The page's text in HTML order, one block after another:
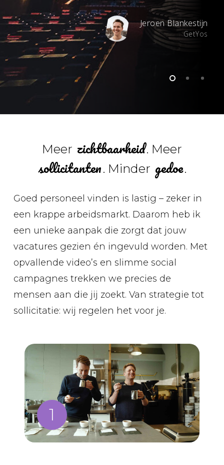
Jeroen Blankestijn
GetYos
Meer zichtbaarheid. Meer
sollicitanten. Minder gedoe.
Goed personeel vinden is lastig – zeker in
een krappe arbeidsmarkt. Daarom heb ik
een unieke aanpak die zorgt dat jouw
vacatures gezien én ingevuld worden. Met
opvallende video’s en slimme social
campagnes trekken we precies de
mensen aan die jij zoekt. Van strategie tot
sollicitatie: wij regelen het voor je.